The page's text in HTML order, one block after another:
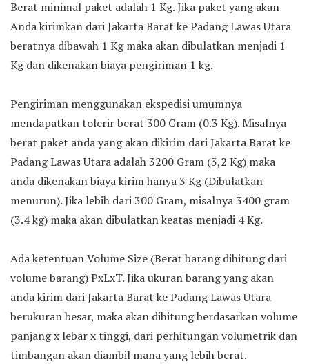
Berat minimal paket adalah 1 Kg. Jika paket yang akan
Anda kirimkan dari Jakarta Barat ke Padang Lawas Utara
beratnya dibawah 1 Kg maka akan dibulatkan menjadi 1
Kg dan dikenakan biaya pengiriman 1 kg.
Pengiriman menggunakan ekspedisi umumnya
mendapatkan tolerir berat 300 Gram (0.3 Kg). Misalnya
berat paket anda yang akan dikirim dari Jakarta Barat ke
Padang Lawas Utara adalah 3200 Gram (3,2 Kg) maka
anda dikenakan biaya kirim hanya 3 Kg (Dibulatkan
menurun). Jika lebih dari 300 Gram, misalnya 3400 gram
(3.4 kg) maka akan dibulatkan keatas menjadi 4 Kg.
Ada ketentuan Volume Size (Berat barang dihitung dari
volume barang) PxLxT. Jika ukuran barang yang akan
anda kirim dari Jakarta Barat ke Padang Lawas Utara
berukuran besar, maka akan dihitung berdasarkan volume
panjang x lebar x tinggi, dari perhitungan volumetrik dan
timbangan akan diambil mana yang lebih berat.